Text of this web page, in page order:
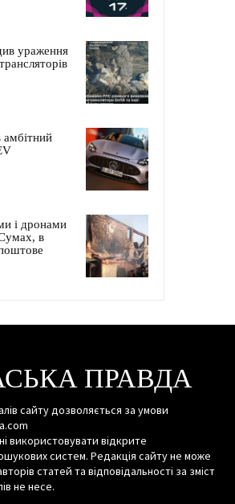
ураження
амбітний
і дронами
в
ПРАВДА
сайту дозволяється за умови
використовувати відкрите
систем. Редакція сайту не може
статей та відповідальності за зміст
не несе.